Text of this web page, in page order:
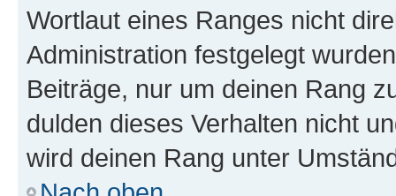
Wortlaut eines Ranges nicht
Administration festgelegt
Beiträge, nur um deinen Rang
dulden dieses Verhalten nicht
wird deinen Rang unter